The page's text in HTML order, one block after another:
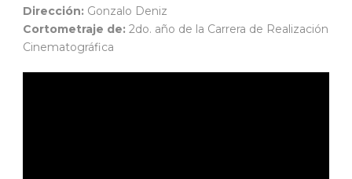
Dirección: Gonzalo Deniz
Cortometraje de: 2do. año de la Carrera de Realización
Cinematográfica